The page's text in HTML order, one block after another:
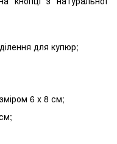
для купюр;
6 х 8 см;